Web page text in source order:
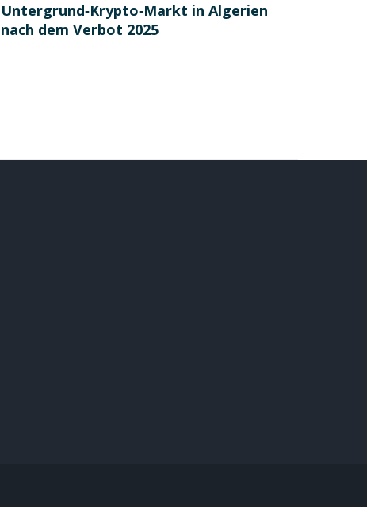
Untergrund‑Krypto‑Markt in Algerien
nach dem Verbot 2025